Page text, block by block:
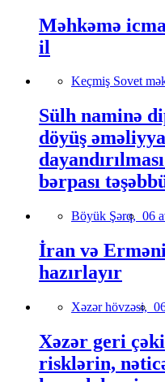
Məhkəmə
il
Keçmiş Sovet
Sülh naminə
döyüş
bərpası
Böyük Şərq, 06
İran və
hazırlayır
Xəzər hövzəsi,
Xəzər geri
risklərin,